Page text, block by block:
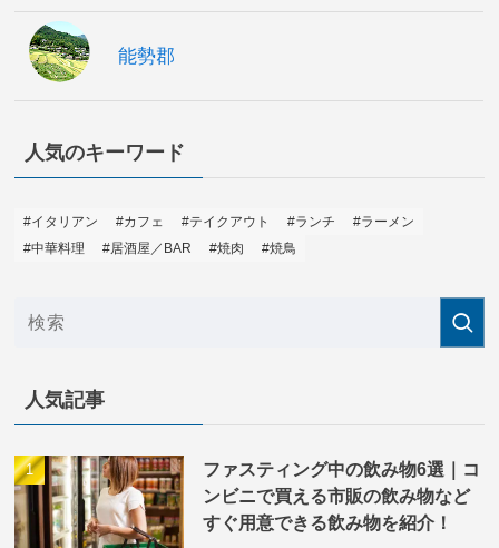
能勢郡
人気のキーワード
#イタリアン #カフェ #テイクアウト #ランチ
#ラーメン
#中華料理
#居酒屋／BAR #焼肉 #焼鳥
人気記事
ファスティング中の飲み物6選｜コ
ンビニで買える市販の飲み物など
すぐ用意できる飲み物を紹介！